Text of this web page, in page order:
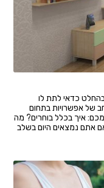
כדאי לתת לו
של אפשרויות בתחום
איך בכלל בוחרים? מה
אם אתם נמצאים היום בשלב